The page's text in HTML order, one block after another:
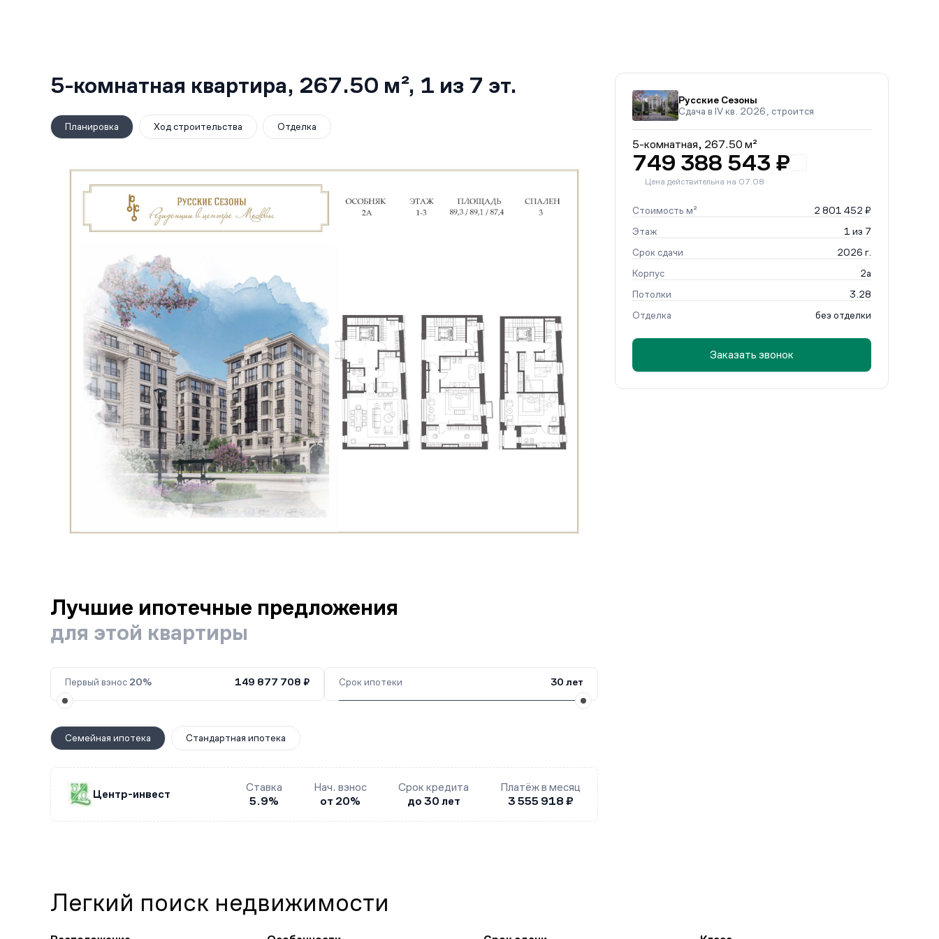
5-комнатная квартира, 267.50 м², 1 из 7 эт.
Планировка Ход строительства Отделка
Русские Сезоны
Сдача в IV кв. 2026, строится
5-комнатная, 267.50 м²
749 388 543 ₽
Цена действительна на 07.08
Стоимость м²
2 801 452 ₽
Этаж
1 из 7
Срок сдачи
2026 г.
Корпус
2а
Потолки
3.28
Отделка
без отделки
Заказать звонок
Лучшие ипотечные предложения
для этой квартиры
Первый взнос 20% 149 877 708 ₽ Срок ипотеки 30 лет
Семейная ипотека Стандартная ипотека
Центр-инвест
Ставка
5.9%
Нач. взнос
от 20%
Срок кредита
до 30 лет
Платёж в месяц
3 555 918 ₽
Легкий поиск недвижимости